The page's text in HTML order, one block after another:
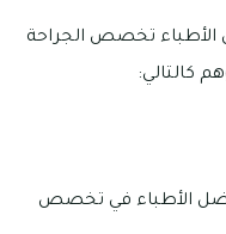
تخصص الجراحة
كالتالي:
الأطباء في تخصص